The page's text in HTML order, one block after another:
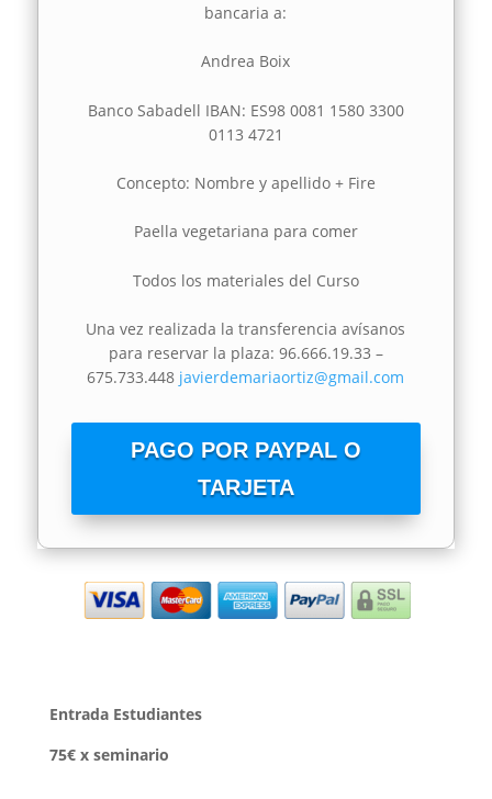
bancaria a:
Andrea Boix
Banco Sabadell IBAN: ES98 0081 1580 3300
0113 4721
Concepto: Nombre y apellido + Fire
Paella vegetariana para comer
Todos los materiales del Curso
Una vez realizada la transferencia avísanos
para reservar la plaza: 96.666.19.33 –
675.733.448 javierdemariaortiz@gmail.com
PAGO POR PAYPAL O
TARJETA
Entrada Estudiantes
75€ x seminario